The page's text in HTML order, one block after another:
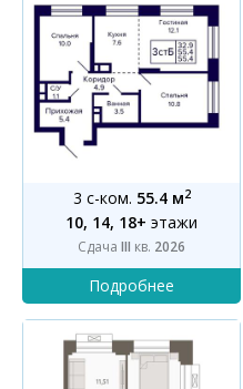
3 с-ком. 55.4 м2
10, 14, 18+ этажи
Сдача III кв. 2026